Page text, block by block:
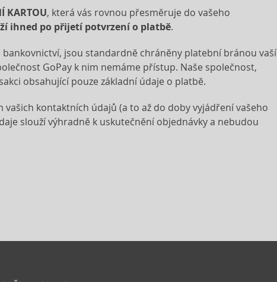
KARTOU, která vás rovnou přesměruje do vašeho
ihned po přijetí potvrzení o platbě.
jsou standardně chráněny platební bránou vaší
GoPay k nim nemáme přístup. Naše společnost,
obsahující pouze základní údaje o platbě.
vašich kontaktních údajů (a to až do doby vyjádření vašeho
slouží výhradně k uskutečnění objednávky a nebudou